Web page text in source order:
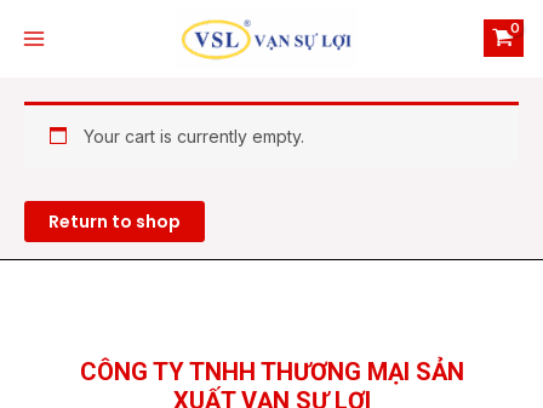
Your cart is currently empty.
Return to shop
CÔNG TY TNHH THƯƠNG MẠI SẢN
XUẤT VẠN SỰ LỢI
Facebook
YouTube
TikTok